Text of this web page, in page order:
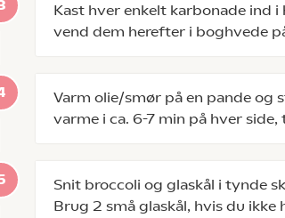
Kast hver enkelt karbonade ind
vend dem herefter i boghvede
Varm olie/smør på en pande og
varme i ca. 6-7 min på hver
Snit broccoli og glaskål i tynde
Brug 2 små glaskål, hvis du